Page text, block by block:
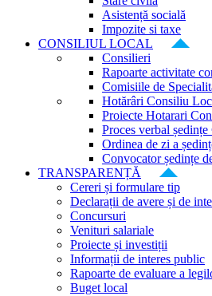
Asistență socială
Impozite si taxe
CONSILIUL LOCAL
Consilieri
Rapoarte activitate
Comisiile de
Hotărâri Consiliu
Proiecte Hotarari
Proces verbal
Ordinea de zi a
Convocator ședințe
TRANSPARENȚĂ
Cereri și formulare tip
Declarații de avere și de
Concursuri
Venituri salariale
Proiecte și investiții
Informații de interes public
Rapoarte de evaluare a
Buget local